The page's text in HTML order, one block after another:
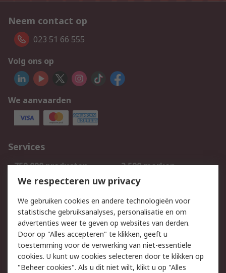
Neem contact op
023 51 66 555
Volg ons op
We aanvaarden
Services
750.000 producten
2.500 merken
Bestellen
Inkoopoplossingen
Track & Trace
Wettelijk
Cookiebeleid
Email veiligheid
Privacybeleid
Websitevoorwaarden
We respecteren uw privacy
We gebruiken cookies en andere technologieën voor
statistische gebruiksanalyses, personalisatie en om
advertenties weer te geven op websites van derden.
Door op "Alles accepteren" te klikken, geeft u
toestemming voor de verwerking van niet-essentiële
cookies. U kunt uw cookies selecteren door te klikken op
"Beheer cookies". Als u dit niet wilt, klikt u op "Alles